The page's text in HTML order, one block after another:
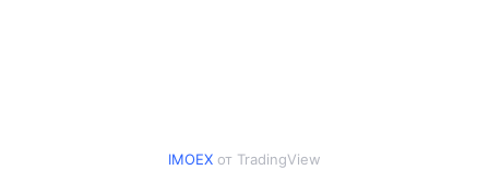
IMOEX от TradingView